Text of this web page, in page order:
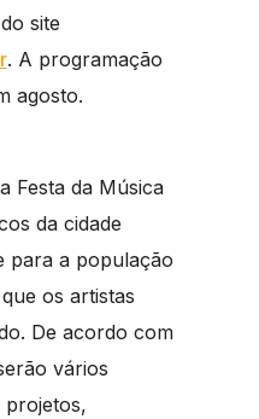
site
. A programação
agosto.
Festa da Música
da cidade
para a população
os artistas
De acordo com
vários
projetos,